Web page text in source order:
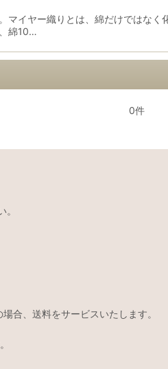
マイヤー織りとは、綿だけではな
綿10…
0件
合、送料をサービスいたします。